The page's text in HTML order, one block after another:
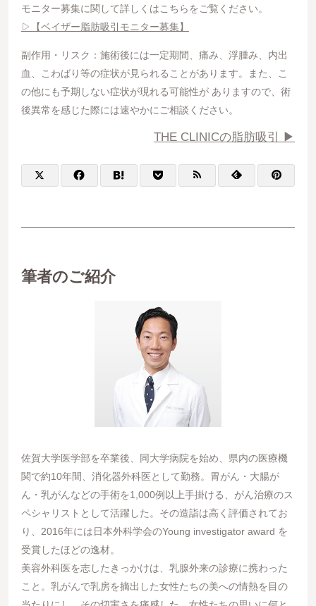
モニター募集に関して詳しくはこちらをご覧ください。
▷【ベイザー脂肪吸引モニター募集】
副作用・リスク：施術後には一定期間、痛み、浮腫み、内出
血、こわばり等の症状が見られることがあります。また、こ
の他にも予期しない症状が現れる可能性が ありますので、術
後異常を感じた際には速やかにご相談ください。
THE CLINICの脂肪吸引 ▶︎
筆者のご紹介
佐賀大学医学部を卒業後、同大学病院を始め、県内の医療機
関で約10年間、消化器外科医として勤務。胃がん・大腸が
ん・乳がんなどの手術を1,000例以上手掛ける、がん治療のス
ペシャリストとして活躍した。その造詣は高く評価されてお
り、2016年には日本外科学会のYoung investigator award を
受賞したほどの逸材。
美容外科医を志したきっかけは、乳腺外来の診療に携わった
こと。乳がんで乳房を摘出した女性たちの美への情熱を目の